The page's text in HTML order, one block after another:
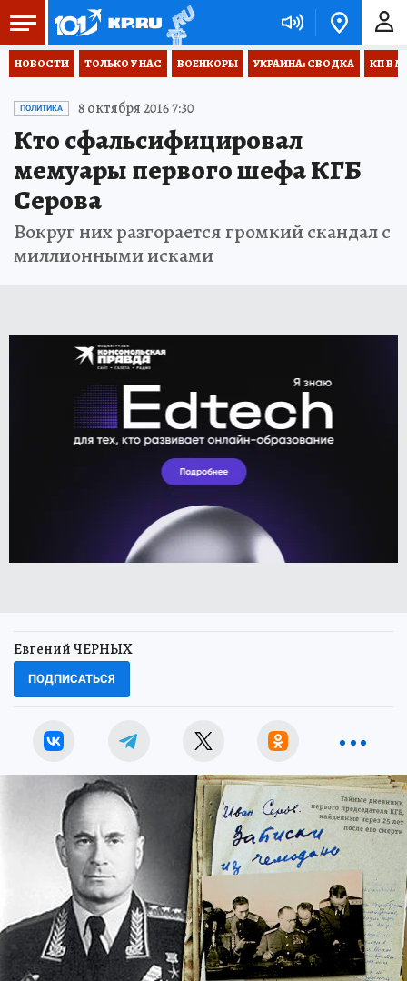
НОВОСТИ ТОЛЬКО У НАС ВОЕНКОРЫ УКРАИНА: СВОДКА КП В
ПОЛИТИКА 8 октября 2016 7:30
Кто сфальсифицировал
мемуары первого шефа КГБ
Серова
Вокруг них разгорается громкий скандал с
миллионными исками
Евгений ЧЕРНЫХ
ПОДПИСАТЬСЯ